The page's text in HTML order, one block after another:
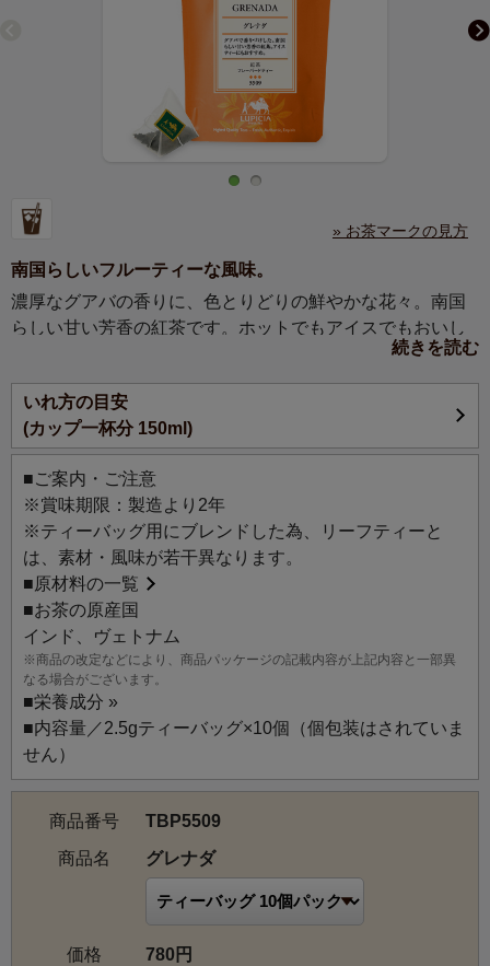
» お茶マークの見方
南国らしいフルーティーな風味。
濃厚なグアバの香りに、色とりどりの鮮やかな花々。南国
らしい甘い芳香の紅茶です。ホットでもアイスでもおいし
続きを読む
いれ方の目安
(カップ一杯分 150ml)
■ご案内・ご注意
※賞味期限：製造より2年
※ティーバッグ用にブレンドした為、リーフティーと
は、素材・風味が若干異なります。
■原材料の一覧
■お茶の原産国
インド、ヴェトナム
※商品の改定などにより、商品パッケージの記載内容が上記内容と一部異
なる場合がございます。
■栄養成分 »
■内容量／2.5gティーバッグ×10個（個包装はされていま
せん）
商品番号
TBP5509
商品名
グレナダ
価格 780円